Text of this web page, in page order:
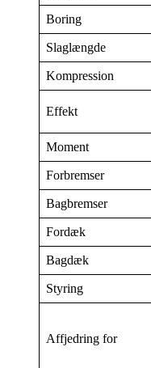
Boring
Slaglængde
Kompression
Effekt
Moment
Forbremser
Bagbremser
Fordæk
Bagdæk
Styring
Affjedring for